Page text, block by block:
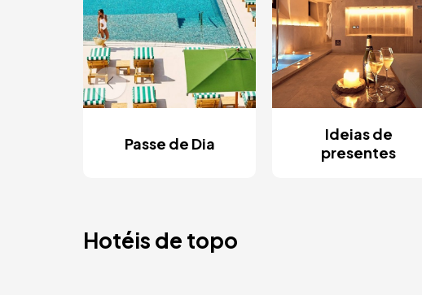
Passe de Dia
Ideias de
presentes
Hotéis de topo